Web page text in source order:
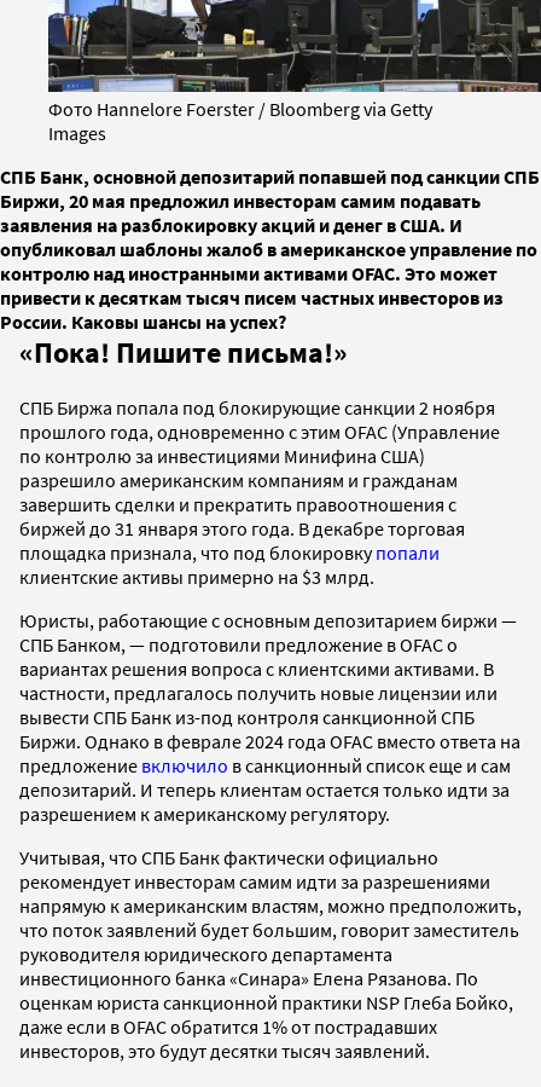
Фото Hannelore Foerster / Bloomberg via Getty
Images
СПБ Банк, основной депозитарий попавшей под санкции СПБ
Биржи, 20 мая предложил инвесторам самим подавать
заявления на разблокировку акций и денег в США. И
опубликовал шаблоны жалоб в американское управление по
контролю над иностранными активами OFAC. Это может
привести к десяткам тысяч писем частных инвесторов из
России. Каковы шансы на успех?
«Пока! Пишите письма!»
СПБ Биржа попала под блокирующие санкции 2 ноября
прошлого года, одновременно с этим OFAC (Управление
по контролю за инвестициями Минифина США)
разрешило американским компаниям и гражданам
завершить сделки и прекратить правоотношения с
биржей до 31 января этого года. В декабре торговая
площадка признала, что под блокировкупопали
клиентские активы примерно на $3 млрд.
Юристы, работающие с основным депозитарием биржи —
СПБ Банком, — подготовили предложение в OFAC о
вариантах решения вопроса с клиентскими активами. В
частности, предлагалось получить новые лицензии или
вывести СПБ Банк из-под контроля санкционной СПБ
Биржи. Однако в феврале 2024 года OFAC вместо ответа на
предложение включило в санкционный список еще и сам
депозитарий. И теперь клиентам остается только идти за
разрешением к американскому регулятору.
Учитывая, что СПБ Банк фактически официально
рекомендует инвесторам самим идти за разрешениями
напрямую к американским властям, можно предположить,
что поток заявлений будет большим, говорит заместитель
руководителя юридического департамента
инвестиционного банка «Синара» Елена Рязанова. По
оценкам юриста санкционной практики NSP Глеба Бойко,
даже если в OFAC обратится 1% от пострадавших
инвесторов, это будут десятки тысяч заявлений.